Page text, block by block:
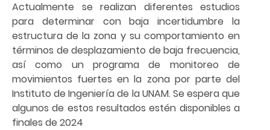
Actualmente se realizan diferentes estudios
para determinar con baja incertidumbre la
estructura de la zona y su comportamiento en
términos de desplazamiento de baja frecuencia,
así como un programa de monitoreo de
movimientos fuertes en la zona por parte del
Instituto de Ingeniería de la UNAM. Se espera que
algunos de estos resultados estén disponibles a
finales de 2024